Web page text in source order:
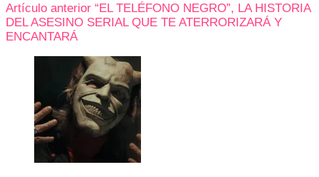
Artículo anterior “EL TELÉFONO NEGRO”, LA HISTORIA
DEL ASESINO SERIAL QUE TE ATERRORIZARÁ Y
ENCANTARÁ